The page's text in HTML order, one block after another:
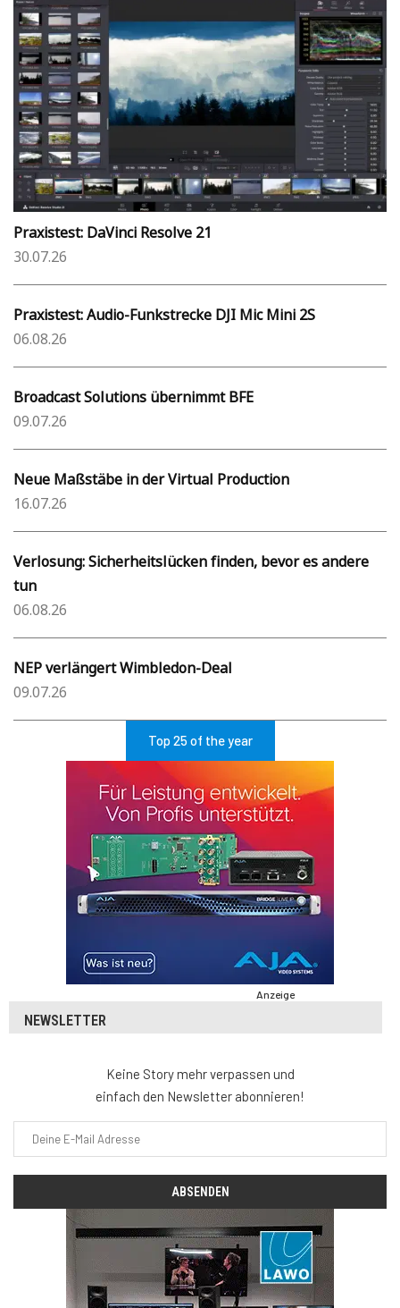
Praxistest: DaVinci Resolve 21
30.07.26
Praxistest: Audio-Funkstrecke DJI Mic Mini 2S
06.08.26
Broadcast Solutions übernimmt BFE
09.07.26
Neue Maßstäbe in der Virtual Production
16.07.26
Verlosung: Sicherheitslücken finden, bevor es andere
tun
06.08.26
NEP verlängert Wimbledon-Deal
09.07.26
Top 25 of the year
Anzeige
NEWSLETTER
Keine Story mehr verpassen und
einfach den Newsletter abonnieren!